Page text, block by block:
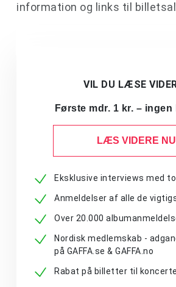
information og links til
VIL DU LÆSE
Første mdr. 1 kr. –
LÆS VIDERE NU
Eksklusive interviews med
Anmeldelser af alle de
Over 20.000
Nordisk medlemskab -
på GAFFA.se & GAFFA.no
Rabat på billetter til